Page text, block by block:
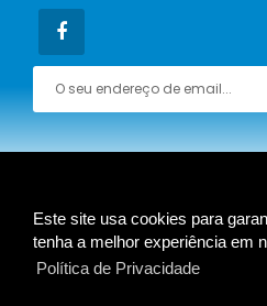
Este site usa cookies para
tenha a melhor experiência em
Política de Privacidade
MOSTRAR